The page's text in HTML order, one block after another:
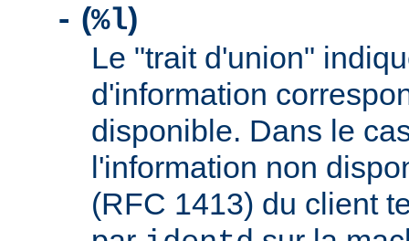
- (%l)
Le "trait d'union"
d'information
disponible. Dans le
l'information non
(RFC 1413) du client